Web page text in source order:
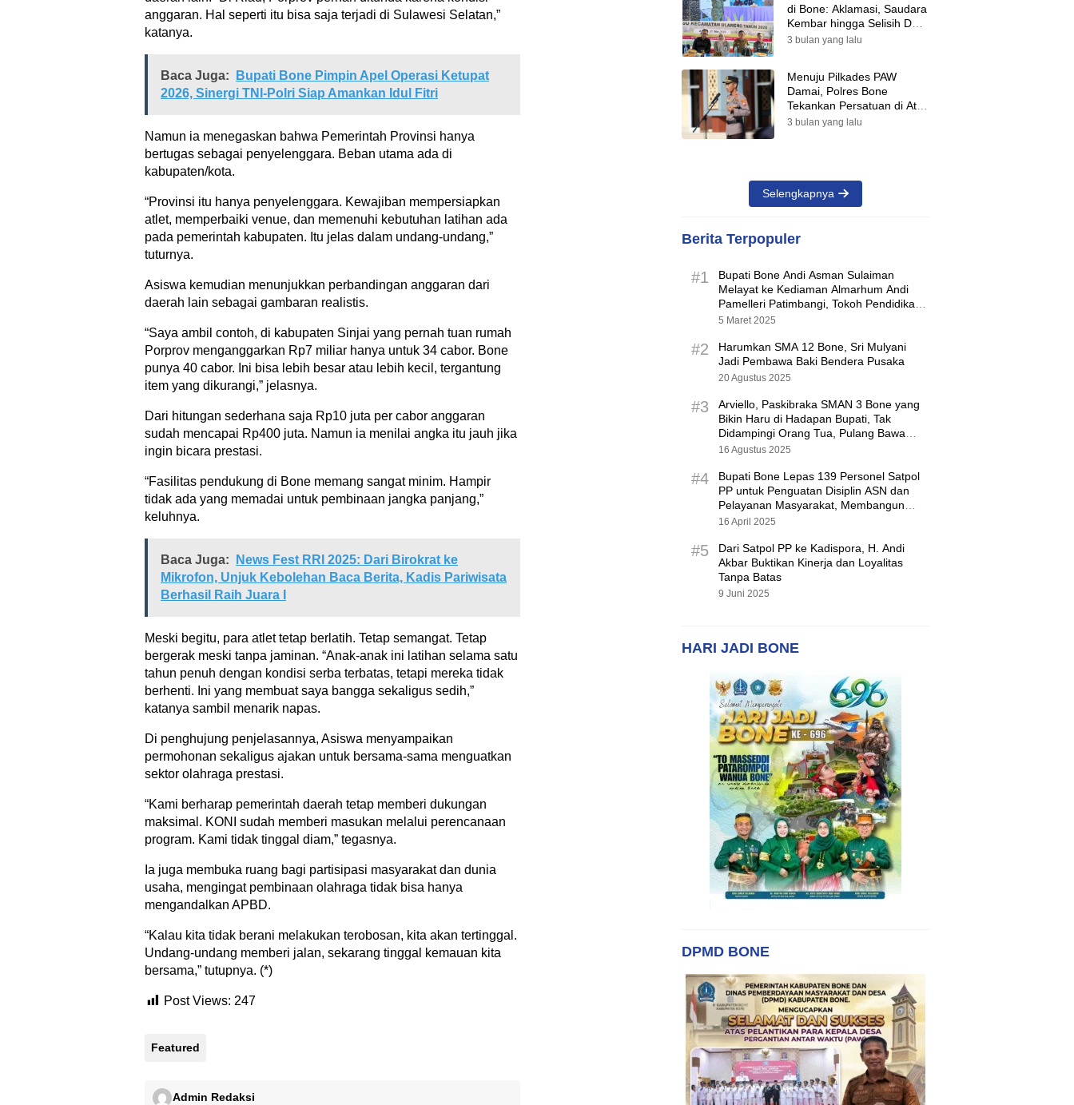
anggaran. Hal seperti itu bisa saja terjadi di Sulawesi Selatan,”
katanya.
Baca Juga:
Bupati Bone Pimpin Apel Operasi Ketupat
2026, Sinergi TNI-Polri Siap Amankan Idul Fitri
Namun ia menegaskan bahwa Pemerintah Provinsi hanya
bertugas sebagai penyelenggara. Beban utama ada di
kabupaten/kota.
“Provinsi itu hanya penyelenggara. Kewajiban mempersiapkan
atlet, memperbaiki venue, dan memenuhi kebutuhan latihan ada
pada pemerintah kabupaten. Itu jelas dalam undang-undang,”
tuturnya.
Asiswa kemudian menunjukkan perbandingan anggaran dari
daerah lain sebagai gambaran realistis.
“Saya ambil contoh, di kabupaten Sinjai yang pernah tuan rumah
Porprov menganggarkan Rp7 miliar hanya untuk 34 cabor. Bone
punya 40 cabor. Ini bisa lebih besar atau lebih kecil, tergantung
item yang dikurangi,” jelasnya.
Dari hitungan sederhana saja Rp10 juta per cabor anggaran
sudah mencapai Rp400 juta. Namun ia menilai angka itu jauh jika
ingin bicara prestasi.
“Fasilitas pendukung di Bone memang sangat minim. Hampir
tidak ada yang memadai untuk pembinaan jangka panjang,”
keluhnya.
Baca Juga:
News Fest RRI 2025: Dari Birokrat ke
Mikrofon, Unjuk Kebolehan Baca Berita, Kadis Pariwisata
Berhasil Raih Juara I
Meski begitu, para atlet tetap berlatih. Tetap semangat. Tetap
bergerak meski tanpa jaminan. “Anak-anak ini latihan selama satu
tahun penuh dengan kondisi serba terbatas, tetapi mereka tidak
berhenti. Ini yang membuat saya bangga sekaligus sedih,”
katanya sambil menarik napas.
Di penghujung penjelasannya, Asiswa menyampaikan
permohonan sekaligus ajakan untuk bersama-sama menguatkan
sektor olahraga prestasi.
“Kami berharap pemerintah daerah tetap memberi dukungan
maksimal. KONI sudah memberi masukan melalui perencanaan
program. Kami tidak tinggal diam,” tegasnya.
Ia juga membuka ruang bagi partisipasi masyarakat dan dunia
usaha, mengingat pembinaan olahraga tidak bisa hanya
mengandalkan APBD.
“Kalau kita tidak berani melakukan terobosan, kita akan tertinggal.
Undang-undang memberi jalan, sekarang tinggal kemauan kita
bersama,” tutupnya. (*)
Post Views: 247
Featured
Admin Redaksi
di Bone: Aklamasi, Saudara
Kembar hingga Selisih Dua
Suara Warnai Pilkades PAW
3 bulan yang lalu
Menuju Pilkades PAW
Damai, Polres Bone
Tekankan Persatuan di Atas
Perbedaan Pilihan
3 bulan yang lalu
Selengkapnya
Berita Terpopuler
#1
Bupati Bone Andi Asman Sulaiman
Melayat ke Kediaman Almarhum Andi
Pamelleri Patimbangi, Tokoh Pendidikan
Kabupaten Bone
5 Maret 2025
#2
Harumkan SMA 12 Bone, Sri Mulyani
Jadi Pembawa Baki Bendera Pusaka
20 Agustus 2025
#3
Arviello, Paskibraka SMAN 3 Bone yang
Bikin Haru di Hadapan Bupati, Tak
Didampingi Orang Tua, Pulang Bawa
Hadiah Motor
16 Agustus 2025
#4
Bupati Bone Lepas 139 Personel Satpol
PP untuk Penguatan Disiplin ASN dan
Pelayanan Masyarakat, Membangun
Pemerintahan yang Tertib dan Melayani
16 April 2025
#5
Dari Satpol PP ke Kadispora, H. Andi
Akbar Buktikan Kinerja dan Loyalitas
Tanpa Batas
9 Juni 2025
HARI JADI BONE
DPMD BONE